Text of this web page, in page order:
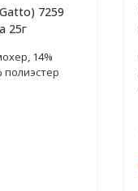
7259
25г
14%
полиэстер